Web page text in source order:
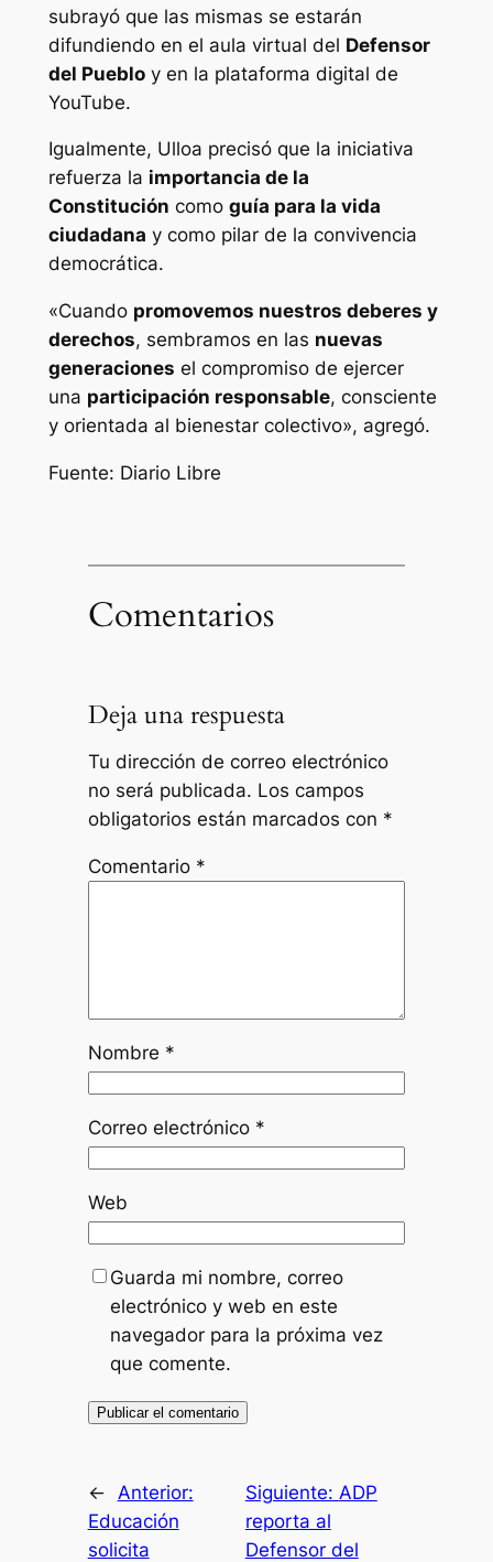
subrayó que las mismas se estarán
difundiendo en el aula virtual del Defensor
del Puebloy en la plataforma digital de
YouTube.
Igualmente, Ulloa precisó que la iniciativa
refuerza la importancia de la
Constitución como guía para la vida
ciudadana y como pilar de la convivencia
democrática.
«Cuando promovemos nuestros deberes y
derechos, sembramos en las nuevas
generaciones el compromiso de ejercer
una participación responsable, consciente
y orientada al bienestar colectivo», agregó.
Fuente: Diario Libre
Comentarios
Deja una respuesta
Tu dirección de correo electrónico
no será publicada. Los campos
obligatorios están marcados con *
Comentario *
Nombre *
Correo electrónico *
Web
Guarda mi nombre, correo
electrónico y web en este
navegador para la próxima vez
que comente.
←
Anterior:
Educación
solicita
Siguiente: ADP
reporta al
Defensor del